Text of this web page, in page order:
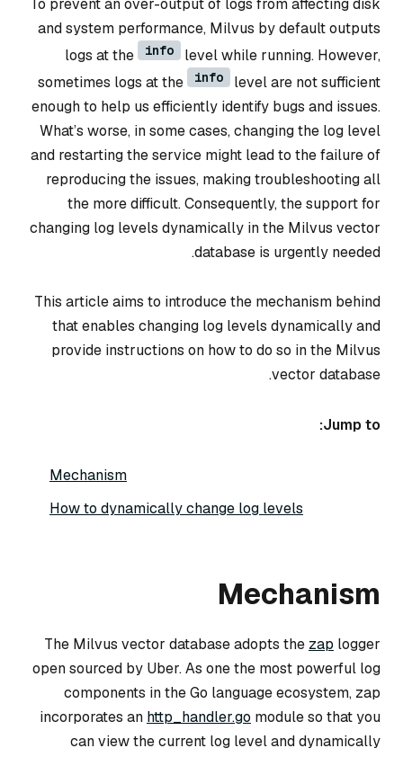
and system performance, Milvus by default outputs
logs at the
info
level while running. However,
sometimes logs at the
info
level are not sufficient
enough to help us efficiently identify bugs and issues.
What’s worse, in some cases, changing the log level
and restarting the service might lead to the failure of
reproducing the issues, making troubleshooting all
the more difficult. Consequently, the support for
changing log levels dynamically in the Milvus vector
database is urgently needed.
This article aims to introduce the mechanism behind
that enables changing log levels dynamically and
provide instructions on how to do so in the Milvus
vector database.
Jump to:
Mechanism
How to dynamically change log levels
Mechanism
The Milvus vector database adopts the zap logger
open sourced by Uber. As one the most powerful log
components in the Go language ecosystem, zap
incorporates an http_handler.go module so that you
can view the current log level and dynamically